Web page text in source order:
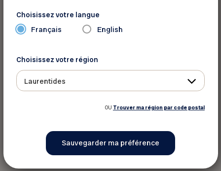
Nous sommes partout dans la grande région de
Montréal, Rive Nord, Rive Sud, les Laurentides et
Lanaudière.
Rabais offert
10% de rabais sur tous nos services: analyse –
moisissure et amiante, nettoyage et
Retourner aux rabais
Choisissez votre langue
Français English
Choisissez votre région
Laurentides
OU Trouver ma région par code postal